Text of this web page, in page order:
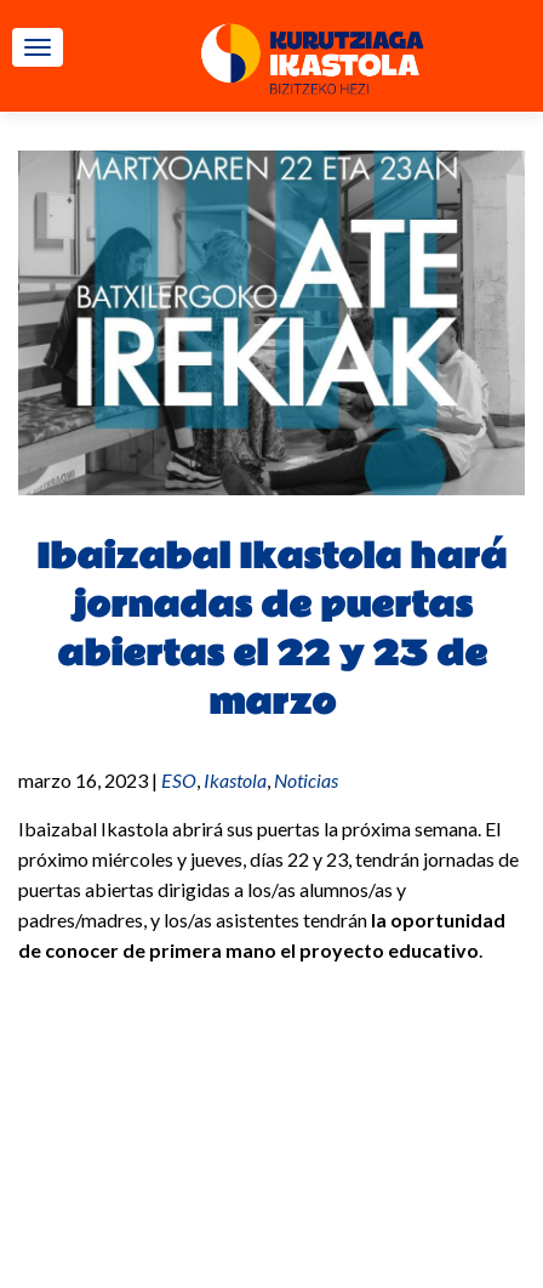
CAMBIAR NAVEGACIÓN
Ibaizabal Ikastola hará
jornadas de puertas
abiertas el 22 y 23 de
marzo
marzo 16, 2023 | ESO, Ikastola, Noticias
Ibaizabal Ikastola abrirá sus puertas la próxima semana. El
próximo miércoles y jueves, días 22 y 23, tendrán jornadas de
puertas abiertas dirigidas a los/as alumnos/as y
padres/madres, y los/as asistentes tendrán la oportunidad
de conocer de primera mano el proyecto educativo.